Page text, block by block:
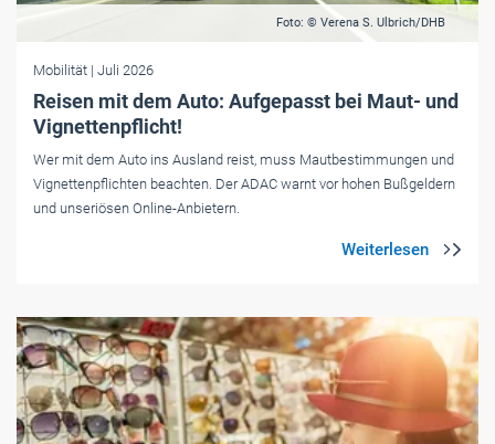
Foto: © Verena S. Ulbrich/DHB
Mobilität | Juli 2026
Reisen mit dem Auto: Aufgepasst bei Maut- und
Vignettenpflicht!
Wer mit dem Auto ins Ausland reist, muss Mautbestimmungen und
Vignettenpflichten beachten. Der ADAC warnt vor hohen Bußgeldern
und unseriösen Online-Anbietern.